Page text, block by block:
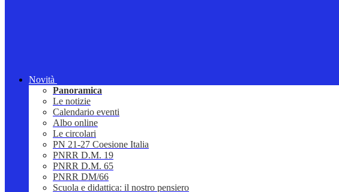
Novità
Panoramica
Le notizie
Calendario eventi
Albo online
Le circolari
PN 21-27 Coesione Italia
PNRR D.M. 19
PNRR D.M. 65
PNRR DM/66
Scuola e didattica: il nostro pensiero